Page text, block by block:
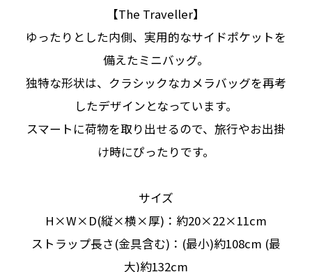
【The Traveller】
ゆったりとした内側、実用的なサイドポケットを
備えたミニバッグ。
独特な形状は、クラシックなカメラバッグを再考
したデザインとなっています。
スマートに荷物を取り出せるので、旅行やお出掛
け時にぴったりです。
サイズ
H×W×D(縦×横×厚)：約20×22×11cm
ストラップ長さ(金具含む)：(最小)約108cm (最
大)約132cm